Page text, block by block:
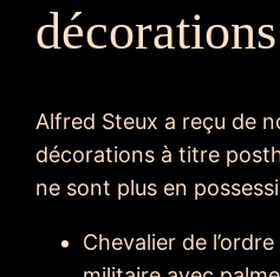
décorations
Alfred Steux a reçu de
décorations à titre
ne sont plus en
Chevalier de